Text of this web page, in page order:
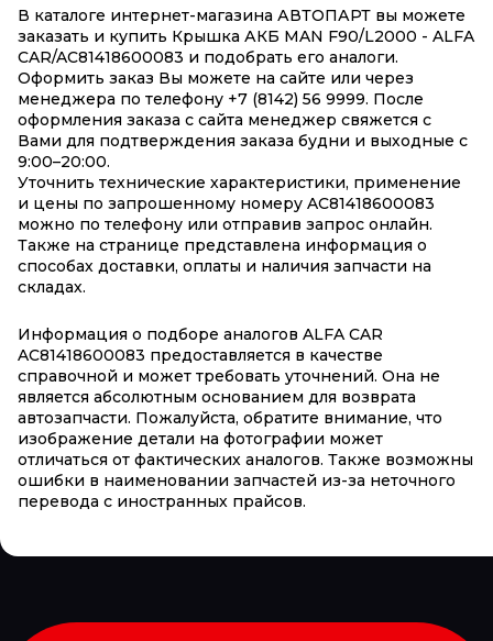
В каталоге интернет-магазина АВТОПАРТ вы можете
заказать и купить Крышка АКБ MAN F90/L2000 - ALFA
CAR/AC81418600083 и подобрать его аналоги.
Оформить заказ Вы можете на сайте или через
менеджера по телефону +7 (8142) 56 9999. После
оформления заказа с сайта менеджер свяжется с
Вами для подтверждения заказа будни и выходные с
9:00–20:00.
Уточнить технические характеристики, применение
и цены по запрошенному номеру AC81418600083
можно по телефону или отправив запрос онлайн.
Также на странице представлена информация о
способах доставки, оплаты и наличия запчасти на
складах.
Информация о подборе аналогов ALFA CAR
AC81418600083 предоставляется в качестве
справочной и может требовать уточнений. Она не
является абсолютным основанием для возврата
автозапчасти. Пожалуйста, обратите внимание, что
изображение детали на фотографии может
отличаться от фактических аналогов. Также возможны
ошибки в наименовании запчастей из-за неточного
перевода с иностранных прайсов.